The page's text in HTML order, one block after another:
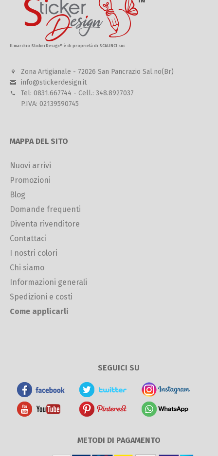
Il marchio StickerDesign® è di proprietà di SCALINCI snc
Zona Artigianale - 72026 San Pancrazio Sal.no(Br)
info@stickerdesign.it
Tel: 0831.667744 - Cell.: 348.8927037
P.IVA: 02139590745
MAPPA DEL SITO
Nuovi arrivi
Promozioni
Blog
Domande frequenti
Diventa rivenditore
Contattaci
I nostri colori
Chi siamo
Informazioni generali
Spedizioni e costi
Come applicarli
SEGUICI SU
METODI DI PAGAMENTO